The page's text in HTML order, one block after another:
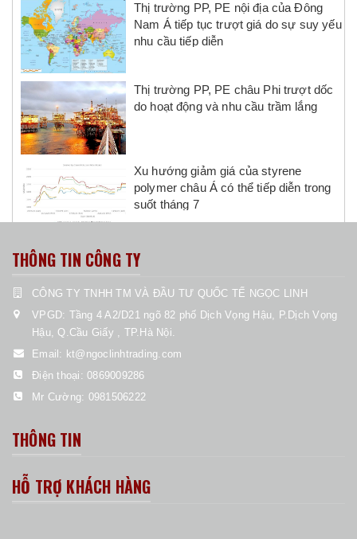
Thị trường PP, PE nội địa của Đông
Nam Á tiếp tục trượt giá do sự suy yếu
nhu cầu tiếp diễn
Thị trường PP, PE châu Phi trượt dốc
do hoạt động và nhu cầu trầm lắng
Xu hướng giảm giá của styrene
polymer châu Á có thể tiếp diễn trong
suốt tháng 7
THÔNG TIN CÔNG TY
CÔNG TY TNHH TM VÀ ĐẦU TƯ QUỐC TẾ NGỌC LINH
VPGD: Tầng 4 A2/D21 ngõ 82 phố Dịch Vọng Hậu, P.Dịch Vọng
Hậu, Q.Cầu Giấy , TP.Hà Nội.
Email: kt@ngoclinhtrading.com
Điện thoại: 0869009286
Mr Cường: 0981506222
THÔNG TIN
HỖ TRỢ KHÁCH HÀNG